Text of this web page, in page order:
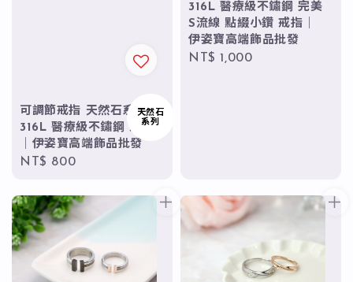
天然石
系列
可調節戒指 天然石系列
316L 醫療級不鏽鋼 戒指
｜伊姿寶高端飾品批發
Regular
NT$ 800
316L 醫療級不鏽鋼 完美
S流線 點綴小鑽 戒指｜
伊姿寶高端飾品批發
Regular
NT$ 1,000